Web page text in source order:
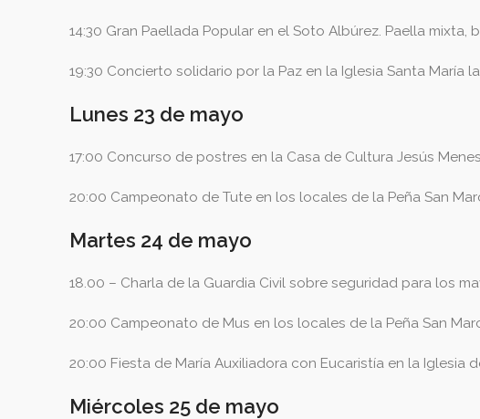
14:30 Gran Paellada Popular en el Soto Albúrez. Paella
19:30 Concierto solidario por la Paz en la Iglesia Santa María
Lunes 23 de mayo
17:00 Concurso de postres en la Casa de Cultura Jesús
20:00 Campeonato de Tute en los locales de la Peña San
Martes 24 de mayo
18.00 – Charla de la Guardia Civil sobre seguridad para los
20:00 Campeonato de Mus en los locales de la Peña San
20:00 Fiesta de María Auxiliadora con Eucaristía en la Iglesia
Miércoles 25 de mayo